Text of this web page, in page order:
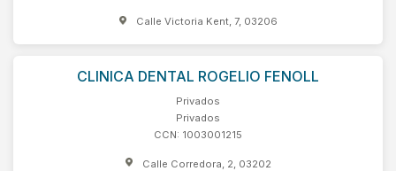
Calle Victoria Kent, 7, 03206
CLINICA DENTAL ROGELIO FENOLL
Privados
Privados
CCN: 1003001215
Calle Corredora, 2, 03202